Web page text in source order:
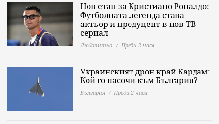
Нов етап за Кристиано Роналдо:
Футболната легенда става
актьор и продуцент в нов ТВ
сериал
Любопитно Преди 2 часа
Украинският дрон край Кардам:
Кой го насочи към България?
България Преди 2 часа